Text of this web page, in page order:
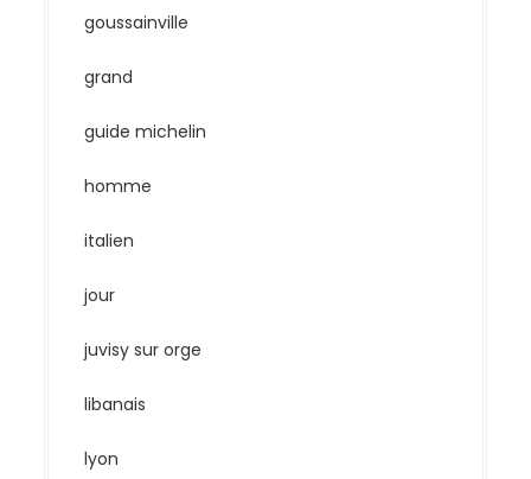
goussainville
grand
guide michelin
homme
italien
jour
juvisy sur orge
libanais
lyon